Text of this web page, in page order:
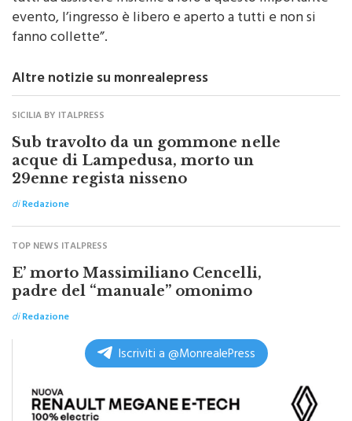
fanno collette”.
SICILIA BY ITALPRESS
Sub travolto da un gommone nelle
acque di Lampedusa, morto un
29enne regista nisseno
diRedazione
TOP NEWS ITALPRESS
E’ morto Massimiliano Cencelli,
padre del “manuale” omonimo
diRedazione
Iscriviti a @MonrealePress